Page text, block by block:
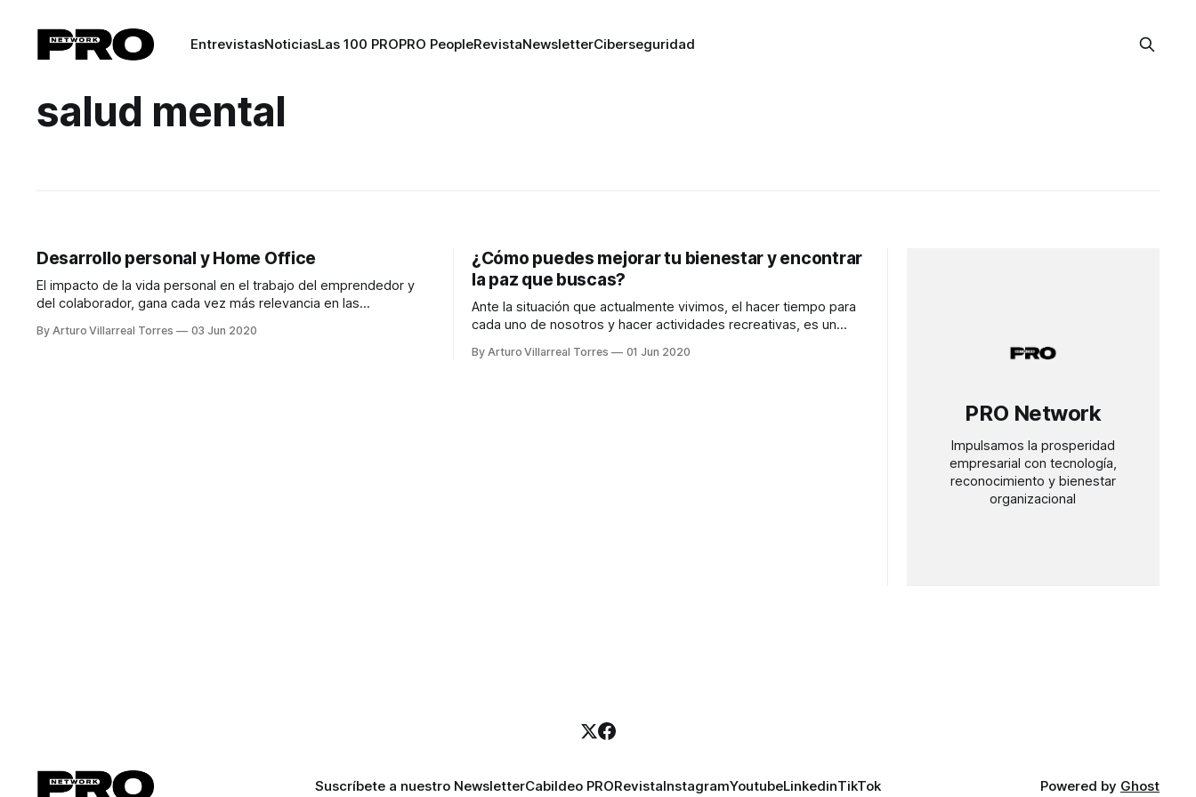
EntrevistasNoticiasLas 100 PROPRO PeopleRevistaNewsletterCiberseguridad
salud mental
Desarrollo personal y Home Office
El impacto de la vida personal en el trabajo del emprendedor y
del colaborador, gana cada vez más relevancia en las
By Arturo Villarreal Torres 03 Jun 2020
¿Cómo puedes mejorar tu bienestar y encontrar
la paz que buscas?
Ante la situación que actualmente vivimos, el hacer tiempo para
cada uno de nosotros y hacer actividades recreativas, es un
By Arturo Villarreal Torres 01 Jun 2020
PRO Network
Impulsamos la prosperidad
empresarial con tecnología,
reconocimiento y bienestar
organizacional
Suscríbete a nuestro NewsletterCabildeo PRORevistaInstagramYoutubeLinkedinTikTok Powered by Ghost